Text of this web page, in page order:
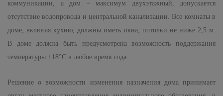
коммуникации, а дом – максимум двухэтажный, допускается
отсутствие водопровода и центральной канализации. Все комнаты в
доме, включая кухню, должны иметь окна, потолки не ниже 2,5 м.
В доме должна быть предусмотрена возможность поддержания
температуры +18°C в любое время года.
Решение о возможности изменения назначения дома принимает